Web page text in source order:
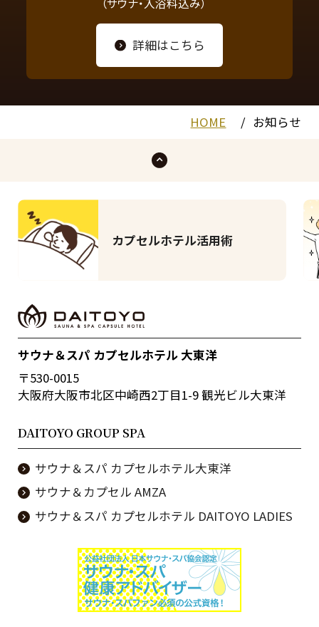
詳細はこちら
HOME お知らせ
カプセルホテル活用術
サウナ＆スパ カプセルホテル 大東洋
〒530-0015
大阪府大阪市北区中崎西2丁目1-9 観光ビル大東洋
DAITOYO GROUP SPA
サウナ＆スパ カプセルホテル大東洋
サウナ＆カプセル AMZA
サウナ＆スパ カプセルホテル DAITOYO LADIES